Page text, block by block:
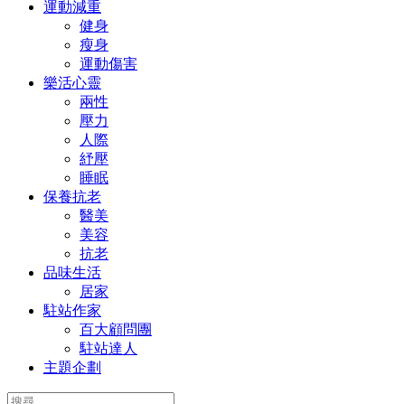
運動減重
健身
瘦身
運動傷害
樂活心靈
兩性
壓力
人際
紓壓
睡眠
保養抗老
醫美
美容
抗老
品味生活
居家
駐站作家
百大顧問團
駐站達人
主題企劃